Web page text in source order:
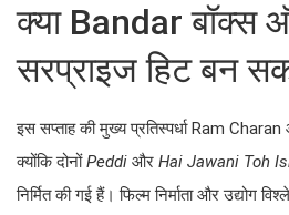
क्या Bandar बॉक्स
सरप्राइज हिट बन
इस सप्ताह की मुख्य प्रतिस्पर्धा Ram
क्योंकि दोनोंPeddi और Hai Jawani Toh
निर्मित की गई हैं। फिल्म निर्माता और उद्योग